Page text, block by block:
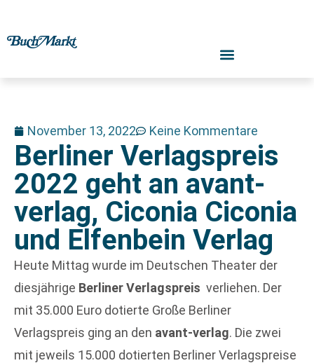
November 13, 2022 Keine Kommentare
Berliner Verlagspreis
2022 geht an avant-
verlag, Ciconia Ciconia
und Elfenbein Verlag
Heute Mittag wurde im Deutschen Theater der
diesjährige Berliner Verlagspreis verliehen. Der
mit 35.000 Euro dotierte Große Berliner
Verlagspreis ging an den avant-verlag. Die zwei
mit jeweils 15.000 dotierten Berliner Verlagspreise